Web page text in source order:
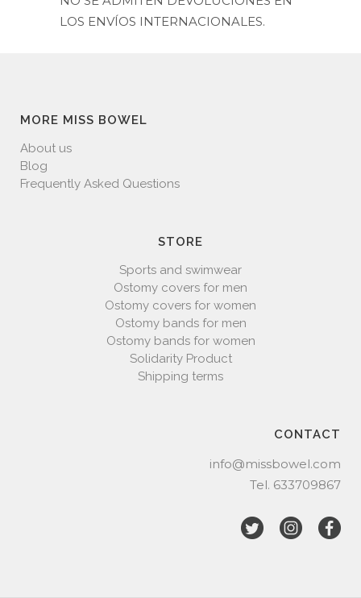
LOS ENVÍOS INTERNACIONALES.
MORE MISS BOWEL
About us
Blog
Frequently Asked Questions
STORE
Sports and swimwear
Ostomy covers for men
Ostomy covers for women
Ostomy bands for men
Ostomy bands for women
Solidarity Product
Shipping terms
CONTACT
info@missbowel.com
Tel. 633709867